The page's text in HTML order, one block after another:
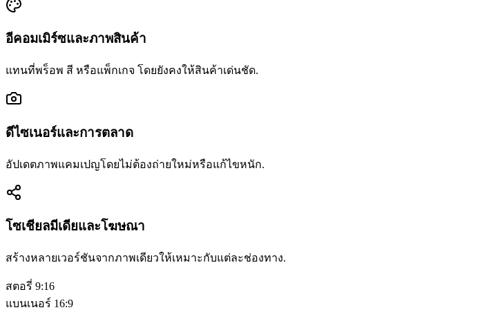
อีคอมเมิร์ซและภาพสินค้า
แทนที่พร็อพ สี หรือแพ็กเกจ โดยยังคงให้สินค้าเด่นชัด.
ดีไซเนอร์และการตลาด
อัปเดตภาพแคมเปญโดยไม่ต้องถ่ายใหม่หรือแก้ไขหนัก.
โซเชียลมีเดียและโฆษณา
สร้างหลายเวอร์ชันจากภาพเดียวให้เหมาะกับแต่ละช่องทาง.
สตอรี่ 9:16
แบนเนอร์ 16:9